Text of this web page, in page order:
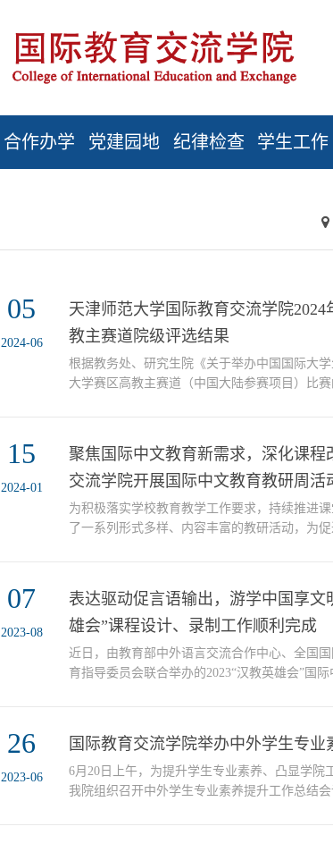
合作办学 党建园地 纪律检查 学生工作
05
2024-06
天津师范大学国际教育交流学院
教主赛道院级评选结果
根据教务处、研究生院《关于举办中国国际大
大学赛区高教主赛道（中国大陆参赛项目）比
优秀“盼达”留学：“留学中国”数字化生活服务
晴、励智、于泓珊、郭芃、王旭本科生创意组
15
2024-01
聚焦国际中文教育新需求，深化课
交流学院开展国际中文教育教研周活
为积极落实学校教育教学工作要求，持续推进
了一系列形式多样、内容丰富的教研活动，为
育本科及语言进修人才培养方案修订工作”研
建言献策。纷纷表示，人才培养方案须与时俱进
07
2023-08
表达驱动促言语输出，游学中国享
雄会”课程设计、录制工作顺利完成
近日，由教育部中外语言交流合作中心、全国
育指导委员会联合举办的2023“汉教英雄会”国
经验的教师穆涌、李广瑜分别担任两个团队的
完成教学设计方案与课堂教学视频制作等教学
26
2023-06
国际教育交流学院举办中外学生专业
6月20日上午，为提升学生专业素养、凸显学院
我院组织召开中外学生专业素养提升工作总结